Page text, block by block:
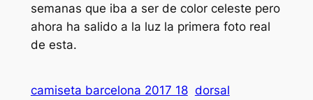
semanas que iba a ser de color celeste pero
ahora ha salido a la luz la primera foto real
de esta.
camiseta barcelona 2017 18 dorsal